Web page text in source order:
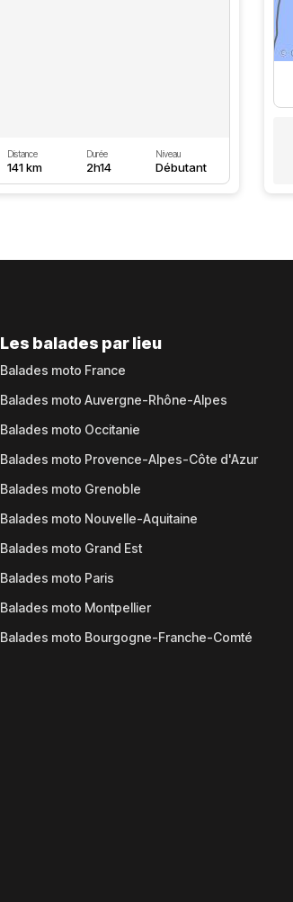
Distance
141 km
Durée
2h14
Niveau
Débutant
Les balades par lieu
Balades moto France
Balades moto Auvergne-Rhône-Alpes
Balades moto Occitanie
Balades moto Provence-Alpes-Côte d'Azur
Balades moto Grenoble
Balades moto Nouvelle-Aquitaine
Balades moto Grand Est
Balades moto Paris
Balades moto Montpellier
Balades moto Bourgogne-Franche-Comté